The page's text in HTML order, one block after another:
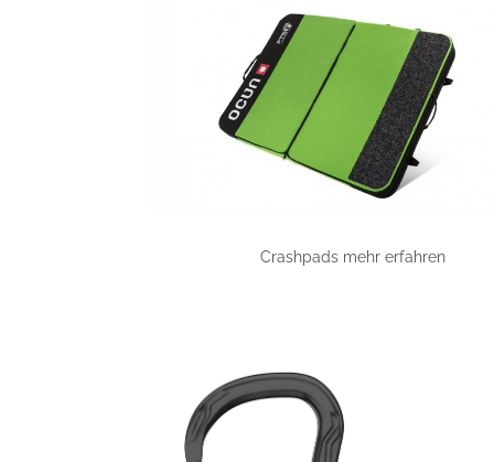
Crashpads mehr erfahren